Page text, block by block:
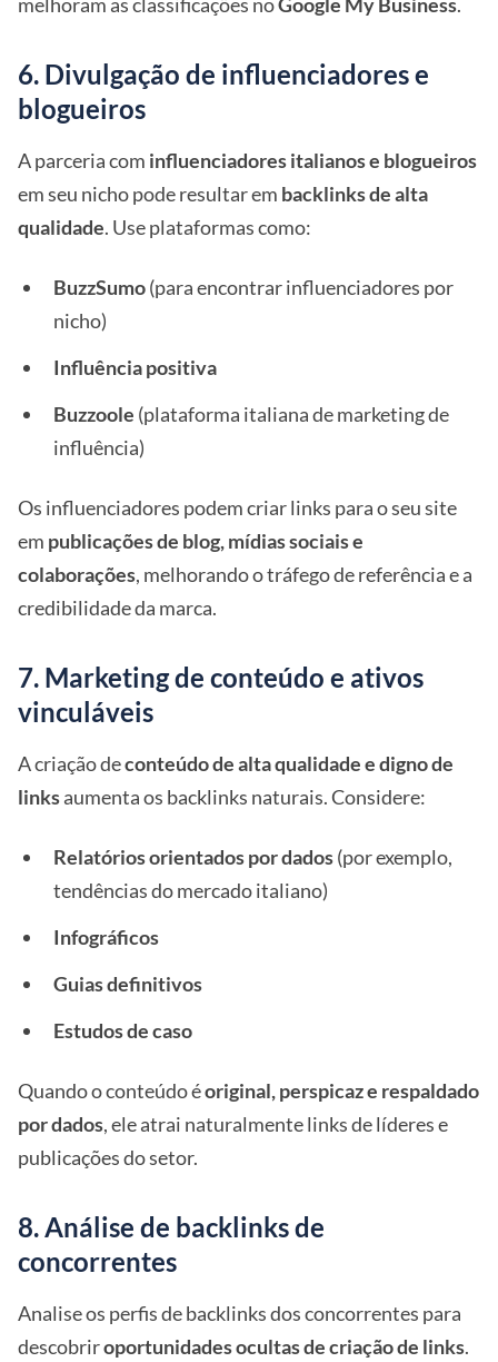
6. Divulgação de influenciadores e
blogueiros
A parceria com influenciadores italianos e blogueiros
em seu nicho pode resultar em backlinks de alta
qualidade. Use plataformas como:
BuzzSumo(para encontrar influenciadores por
nicho)
Influência positiva
Buzzoole (plataforma italiana de marketing de
influência)
Os influenciadores podem criar links para o seu site
em publicações de blog, mídias sociais e
colaborações, melhorando o tráfego de referência e a
credibilidade da marca.
7. Marketing de conteúdo e ativos
vinculáveis
A criação deconteúdo de alta qualidade e digno de
linksaumenta os backlinks naturais. Considere:
Relatórios orientados por dados(por exemplo,
tendências do mercado italiano)
Infográficos
Guias definitivos
Estudos de caso
Quando o conteúdo éoriginal, perspicaz e respaldado
por dados, ele atrai naturalmente links de líderes e
publicações do setor.
8. Análise de backlinks de
concorrentes
Analise os perfis de backlinks dos concorrentes para
descobriroportunidades ocultas de criação de links.